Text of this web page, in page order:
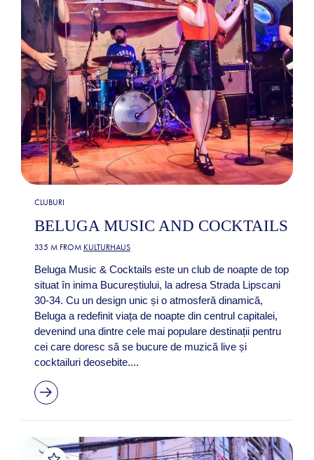
CLUBURI
BELUGA MUSIC AND COCKTAILS
335 M FROM KULTURHAUS
Beluga Music & Cocktails este un club de noapte de top
situat în inima Bucureștiului, la adresa Strada Lipscani
30-34. Cu un design unic și o atmosferă dinamică,
Beluga a redefinit viața de noapte din centrul capitalei,
devenind una dintre cele mai populare destinații pentru
cei care doresc să se bucure de muzică live și
cocktailuri deosebite....